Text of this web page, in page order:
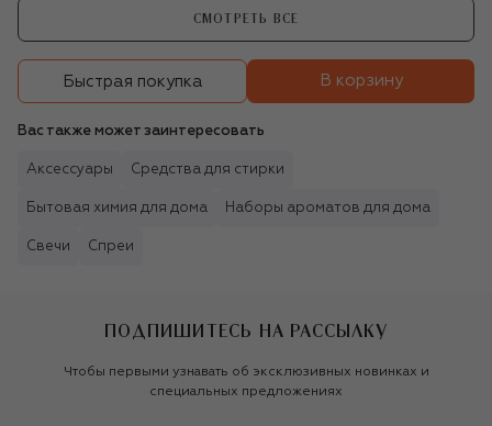
СМОТРЕТЬ ВСЕ
Быстрая покупка В корзину
Вас также может заинтересовать
Аксессуары Средства для стирки
Бытовая химия для дома Наборы ароматов для дома
Свечи Спреи
ПОДПИШИТЕСЬ НА РАССЫЛКУ
Чтобы первыми узнавать об эксклюзивных новинках и
специальных предложениях